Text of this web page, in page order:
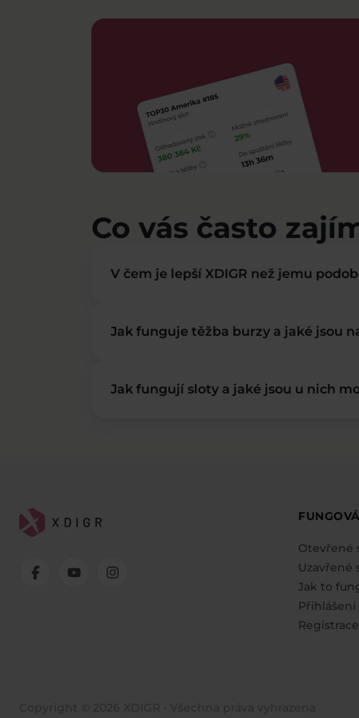
Co vás často
V čem je lepší XDIGR než jemu
Jak funguje těžba burzy a jaké jsou
Jak fungují sloty a jaké jsou u nich
Otevřené
Uzavřené
Jak to
Přihlášení
Registrace